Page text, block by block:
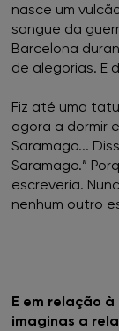
nasce um
sangue da
Barcelona
de alegorias. E
Fiz até uma
agora a dormir
Saramago...
Saramago.”
escreveria.
nenhum outro
E em relação
imaginas a